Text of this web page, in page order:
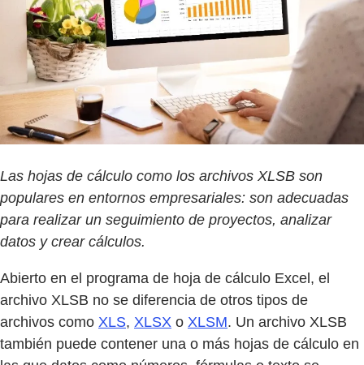
Las hojas de cálculo como los archivos XLSB son
populares en entornos empresariales: son adecuadas
para realizar un seguimiento de proyectos, analizar
datos y crear cálculos.
Abierto en el programa de hoja de cálculo Excel, el
archivo XLSB no se diferencia de otros tipos de
archivos como XLS, XLSX o XLSM. Un archivo XLSB
también puede contener una o más hojas de cálculo en